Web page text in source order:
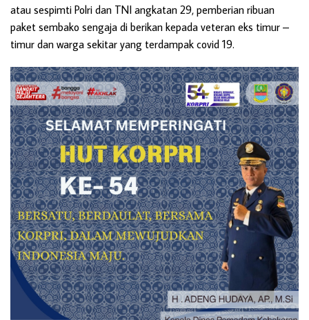
atau sespimti Polri dan TNI angkatan 29, pemberian ribuan
paket sembako sengaja di berikan kepada veteran eks timur –
timur dan warga sekitar yang terdampak covid 19.